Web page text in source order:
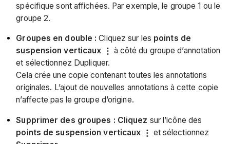
spécifique sont affichées. Par exemple, le groupe 1 ou le
groupe 2.
Groupes en double : Cliquez sur les points de
suspension verticaux
à côté du groupe d’annotation
et sélectionnez Dupliquer.
Cela crée une copie contenant toutes les annotations
originales. L’ajout de nouvelles annotations à cette copie
n’affecte pas le groupe d’origine.
Supprimer des groupes : Cliquez sur l’icône des
points de suspension verticaux
et sélectionnez